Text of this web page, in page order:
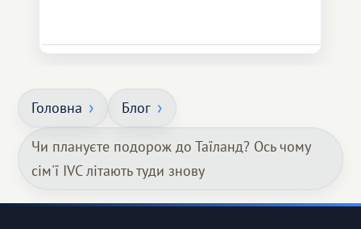
Головна Блог
Чи плануєте подорож до Таїланд? Ось чому
сім'ї IVC літають туди знову